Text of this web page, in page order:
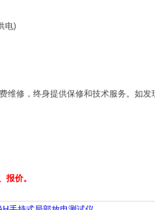
电)
维修，终身提供保修和技术服务。如发
报价。